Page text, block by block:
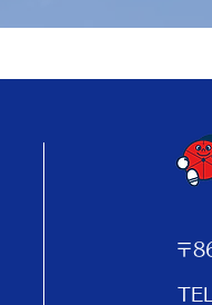
〒